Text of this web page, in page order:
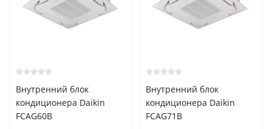
Внутренний блок
кондиционера Daikin
FCAG60B
Внутренний блок
кондиционера Daikin
FCAG71B